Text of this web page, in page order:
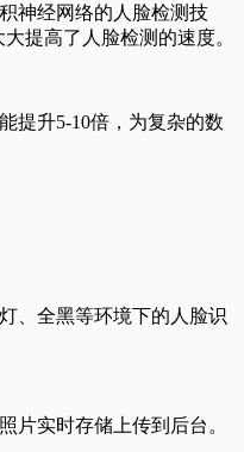
神经网络的人脸检测技
提高了人脸检测的速度。
提升5-10倍，为复杂的数
、全黑等环境下的人脸识
片实时存储上传到后台。